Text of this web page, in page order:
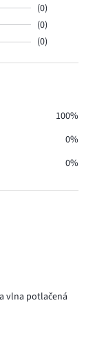
vlna potlačená
(0)
(0)
(0)
100%
0%
0%